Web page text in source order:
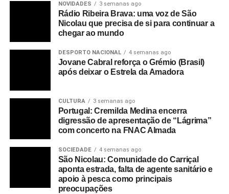
atualidade e propor medidas de suporte àqueles em
situação de vulnerabilidade.”
21 de Maio – Dia Mundial da Diversidade Cultural
Dia Mundial de Higiene das Mãos 2025 – Luvas,
às vezes. Higiene das Mãos, sempre
NOVIDADES 3 semanas ago
Rádio Ribeira Brava: uma voz de São
Nicolau que precisa de si para continuar a
chegar ao mundo
DESPORTO NACIONAL 4 semanas ago
Jovane Cabral reforça o Grémio (Brasil)
após deixar o Estrela da Amadora
CULTURA 3 semanas ago
Portugal: Cremilda Medina encerra
digressão de apresentação de “Lágrima”
com concerto na FNAC Almada
SOCIEDADE 4 semanas ago
São Nicolau: Comunidade do Carriçal
aponta estrada, falta de agente sanitário e
apoio à pesca como principais
preocupações